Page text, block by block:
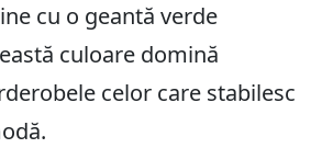
cu o geantă verde
culoare domină
celor care stabilesc